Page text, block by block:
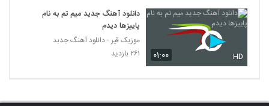
آهنگ فردین کنعانی بنام بد باشی هم خوبه
Behzad Tarock 12 Shab
۰۱:۰۰ HD
دانلود آهنگ جدید میم تم به نام
پاییزها دیدم
موزیک قیر - دانلود آهنگ جدبد
۲۶۱ بازدید